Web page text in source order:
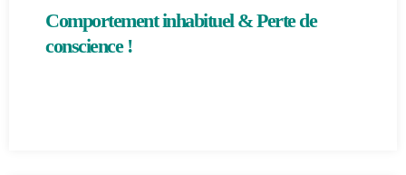
Comportement inhabituel & Perte de
conscience !